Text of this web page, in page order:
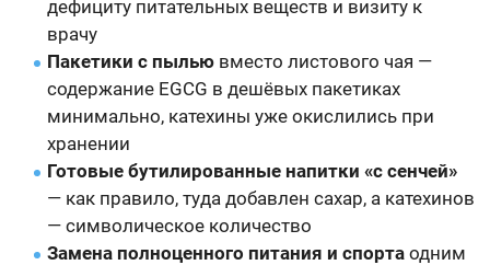
дефициту питательных веществ и визиту к
врачу
Пакетики с пылью вместо листового чая —
содержание EGCG в дешёвых пакетиках
минимально, катехины уже окислились при
хранении
Готовые бутилированные напитки «с сенчей»
— как правило, туда добавлен сахар, а катехинов
— символическое количество
Замена полноценного питания и спорта одним